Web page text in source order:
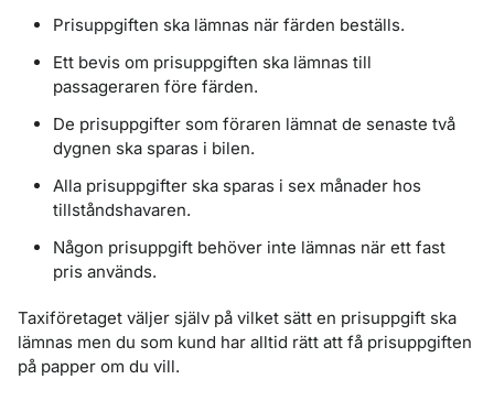
Prisuppgiften ska lämnas när färden beställs.
Ett bevis om prisuppgiften ska lämnas till
passageraren före färden.
De prisuppgifter som föraren lämnat de senaste två
dygnen ska sparas i bilen.
Alla prisuppgifter ska sparas i sex månader hos
tillståndshavaren.
Någon prisuppgift behöver inte lämnas när ett fast
pris används.
Taxiföretaget väljer själv på vilket sätt en prisuppgift ska
lämnas men du som kund har alltid rätt att få prisuppgiften
på papper om du vill.